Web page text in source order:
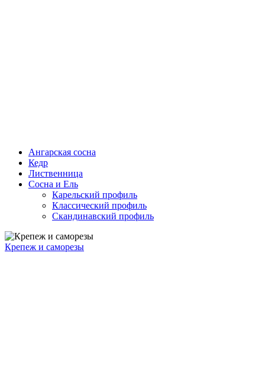
Ангарская сосна
Кедр
Лиственница
Сосна и Ель
Карельский профиль
Классический профиль
Скандинавский профиль
Крепеж и саморезы